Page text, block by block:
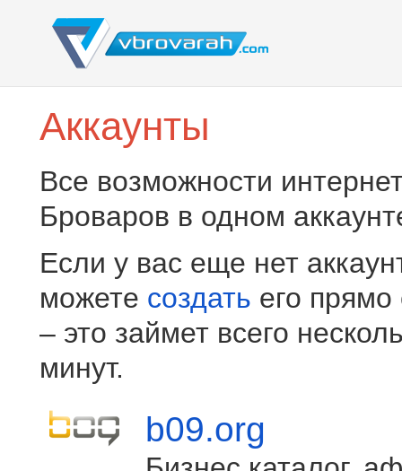
Аккаунты
Все возможности
Броваров в одном
Если у вас еще нет
можете создать его прямо
– это займет всего
минут.
b09.org